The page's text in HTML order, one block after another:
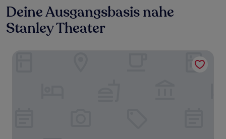
Deine Ausgangsbasis nahe
Stanley Theater